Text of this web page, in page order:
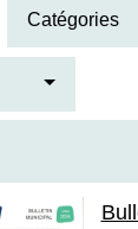
Catégories